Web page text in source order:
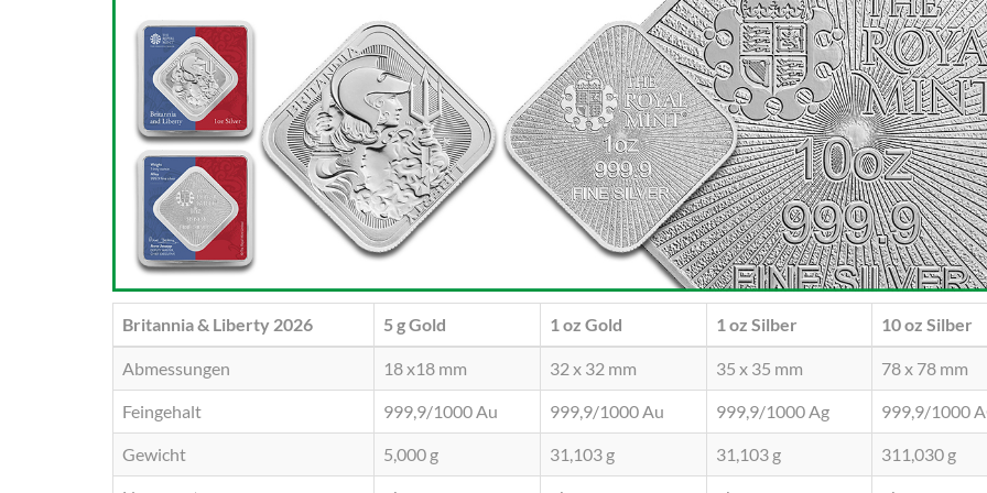
Britannia & Liberty 2026 5 gGold 1 oz Gold 1 oz Silber 10 oz Silber
Abmessungen 18 x18 mm 32 x 32 mm 35 x 35 mm 78 x 78 mm
Feingehalt 999,9/1000 Au 999,9/1000 Au 999,9/1000 Ag 999,9/1000
Gewicht 5,000 g 31,103 g 31,103 g 311,030 g